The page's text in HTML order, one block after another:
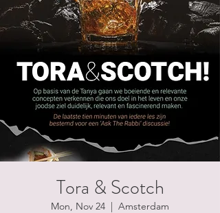
Tora & Scotch
Mon, Nov 24
  |
Amsterdam